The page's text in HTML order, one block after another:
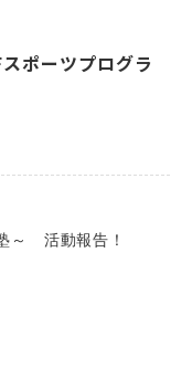
ポーツプログラ